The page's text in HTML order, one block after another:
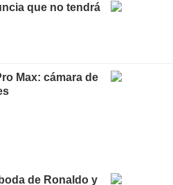
que no tendrá
Max: cámara de
de Ronaldo y